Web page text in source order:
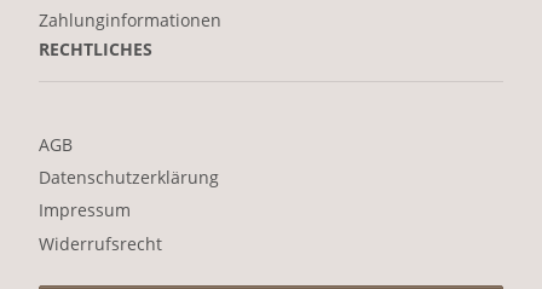
Zahlunginformationen
RECHTLICHES
AGB
Datenschutzerklärung
Impressum
Widerrufsrecht